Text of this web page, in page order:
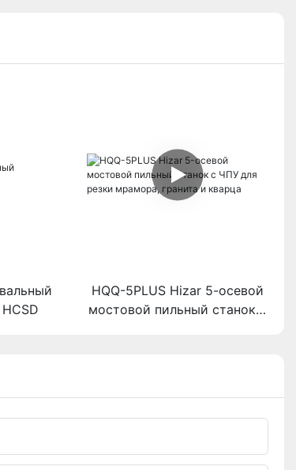
HQQ-5PLUS Hizar 5-осевой
мостовой пильный станок с